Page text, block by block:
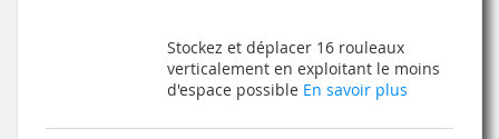
MA
LISTE
COMPARATEUR
Stockez et déplacer 16 rouleaux
verticalement en exploitant le moins
d'espace possible En savoir plus